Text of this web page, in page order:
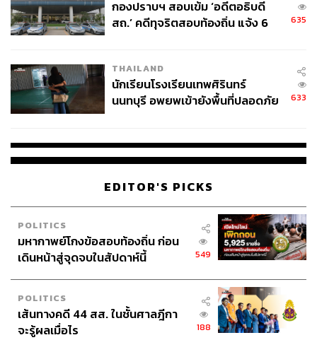
กองปราบฯ สอบเข้ม ‘อดีตอธิบดี
สถ.’ คดีทุจริตสอบท้องถิ่น แจ้ง 6
635
THAILAND
นักเรียนโรงเรียนเทพศิรินทร์
นนทบุรี อพยพเข้ายังพื้นที่ปลอดภัย
633
EDITOR'S PICKS
POLITICS
มหากาพย์โกงข้อสอบท้องถิ่น ก่อน
เดินหน้าสู่จุดจบในสัปดาห์นี้
549
POLITICS
เส้นทางคดี 44 สส. ในชั้นศาลฎีกา
จะรู้ผลเมื่อไร
188